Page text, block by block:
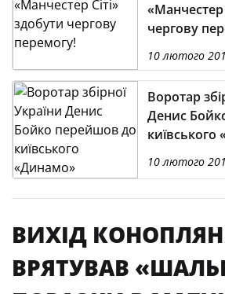
«Манчестер
чергову
10 лютого
Воротар
Денис
10 лютого
ВИХІД
ВРЯТУВАВ